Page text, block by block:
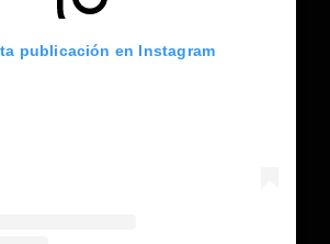
publicación en Instagram